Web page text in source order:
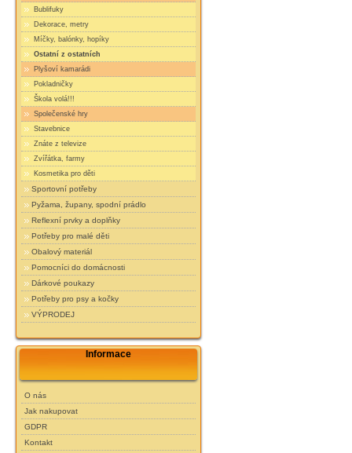
Bublifuky
Dekorace, metry
Míčky, balónky, hopíky
Ostatní z ostatních
Plyšoví kamarádi
Pokladničky
Škola volá!!!
Společenské hry
Stavebnice
Znáte z televize
Zvířátka, farmy
Kosmetika pro děti
Sportovní potřeby
Pyžama, župany, spodní prádlo
Reflexní prvky a doplňky
Potřeby pro malé děti
Obalový materiál
Pomocníci do domácnosti
Dárkové poukazy
Potřeby pro psy a kočky
VÝPRODEJ
Informace
O nás
Jak nakupovat
GDPR
Kontakt